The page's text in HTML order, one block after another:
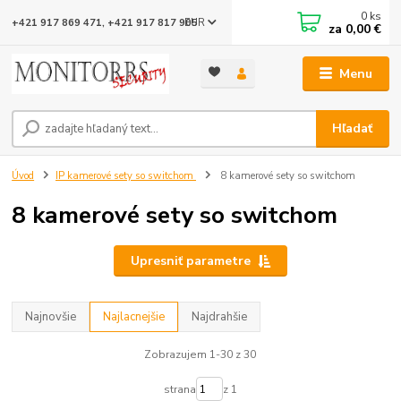
Menu
EUR
Hľadať
+421 917 869 471, +421 917 817 905 0 ks
za 0,00 €
Úvod IP kamerové sety so switchom 8 kamerové sety so switchom
8 kamerové sety so switchom
Upresniť parametre
Najnovšie Najlacnejšie Najdrahšie
Zobrazujem 1-30 z 30
strana z 1